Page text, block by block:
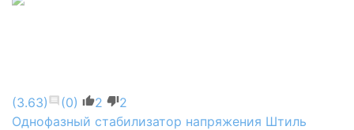
(3.63) (0) 2
2
Однофазный стабилизатор напряжения Штиль